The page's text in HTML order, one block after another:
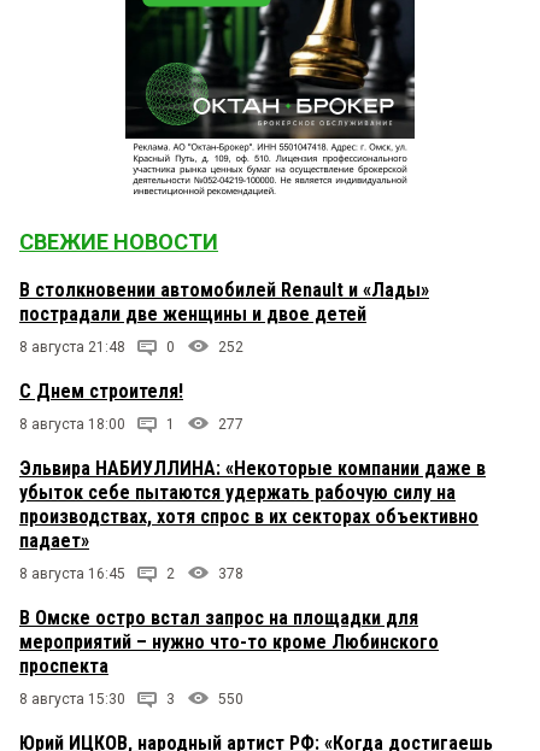
СВЕЖИЕ НОВОСТИ
В столкновении автомобилей Renault и «Лады»
пострадали две женщины и двое детей
8 августа 21:48 0 252
С Днем строителя!
8 августа 18:00 1 277
Эльвира НАБИУЛЛИНА: «Некоторые компании даже в
убыток себе пытаются удержать рабочую силу на
производствах, хотя спрос в их секторах объективно
падает»
8 августа 16:45 2 378
В Омске остро встал запрос на площадки для
мероприятий – нужно что-то кроме Любинского
проспекта
8 августа 15:30 3 550
Юрий ИЦКОВ, народный артист РФ: «Когда достигаешь